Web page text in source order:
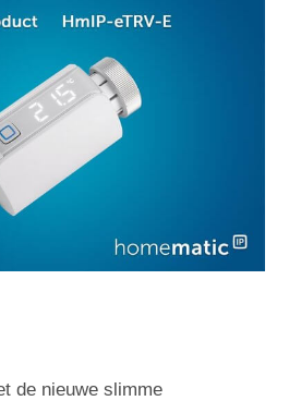
de nieuwe slimme